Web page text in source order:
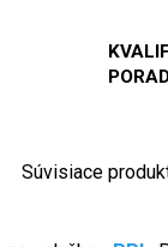
Súvisiace